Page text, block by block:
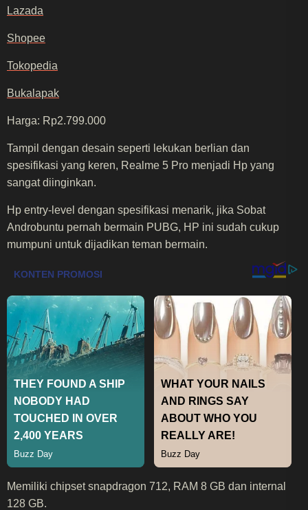
Lazada
Shopee
Tokopedia
Bukalapak
Harga: Rp2.799.000
Tampil dengan desain seperti lekukan berlian dan
spesifikasi yang keren, Realme 5 Pro menjadi Hp yang
sangat diinginkan.
Hp entry-level dengan spesifikasi menarik, jika Sobat
Androbuntu pernah bermain PUBG, HP ini sudah cukup
mumpuni untuk dijadikan teman bermain.
Memiliki chipset snapdragon 712, RAM 8 GB dan internal
128 GB.